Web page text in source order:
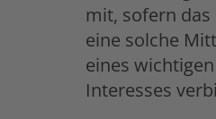
mit, sofern
eine solche
eines
Interesses